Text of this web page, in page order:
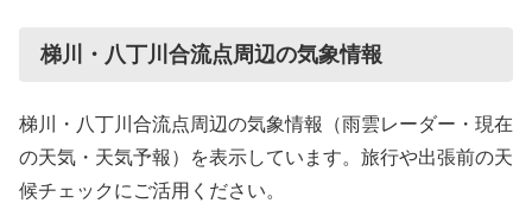
梯川・八丁川合流点周辺の気象情報
梯川・八丁川合流点周辺の気象情報（雨雲レーダー・現在
の天気・天気予報）を表示しています。旅行や出張前の天
候チェックにご活用ください。